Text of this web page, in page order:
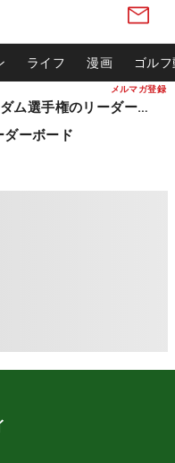
メルマガ登録
ライフ 漫画 ゴル
松山英樹ら出場 ウィンダム選手権のリーダーボード
ーボード